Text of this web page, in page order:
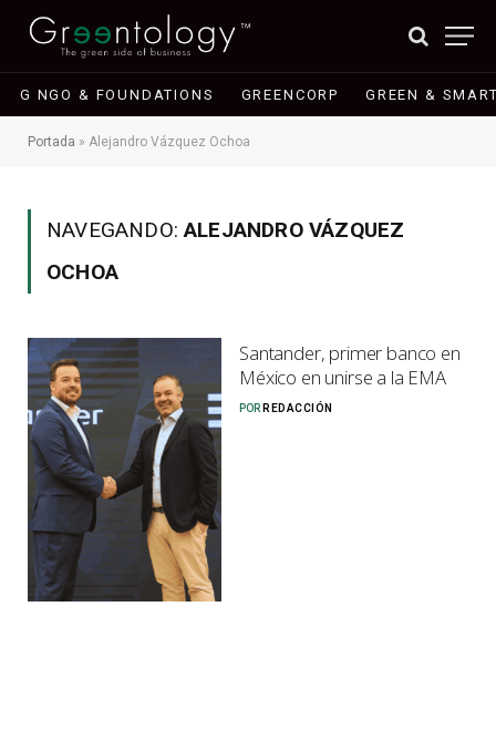
G NGO & FOUNDATIONS GREENCORP GREEN &
Portada » Alejandro Vázquez Ochoa
NAVEGANDO:ALEJANDRO VÁZQUEZ
OCHOA
Santander, primer banco en
México en unirse a la EMA
POR REDACCIÓN